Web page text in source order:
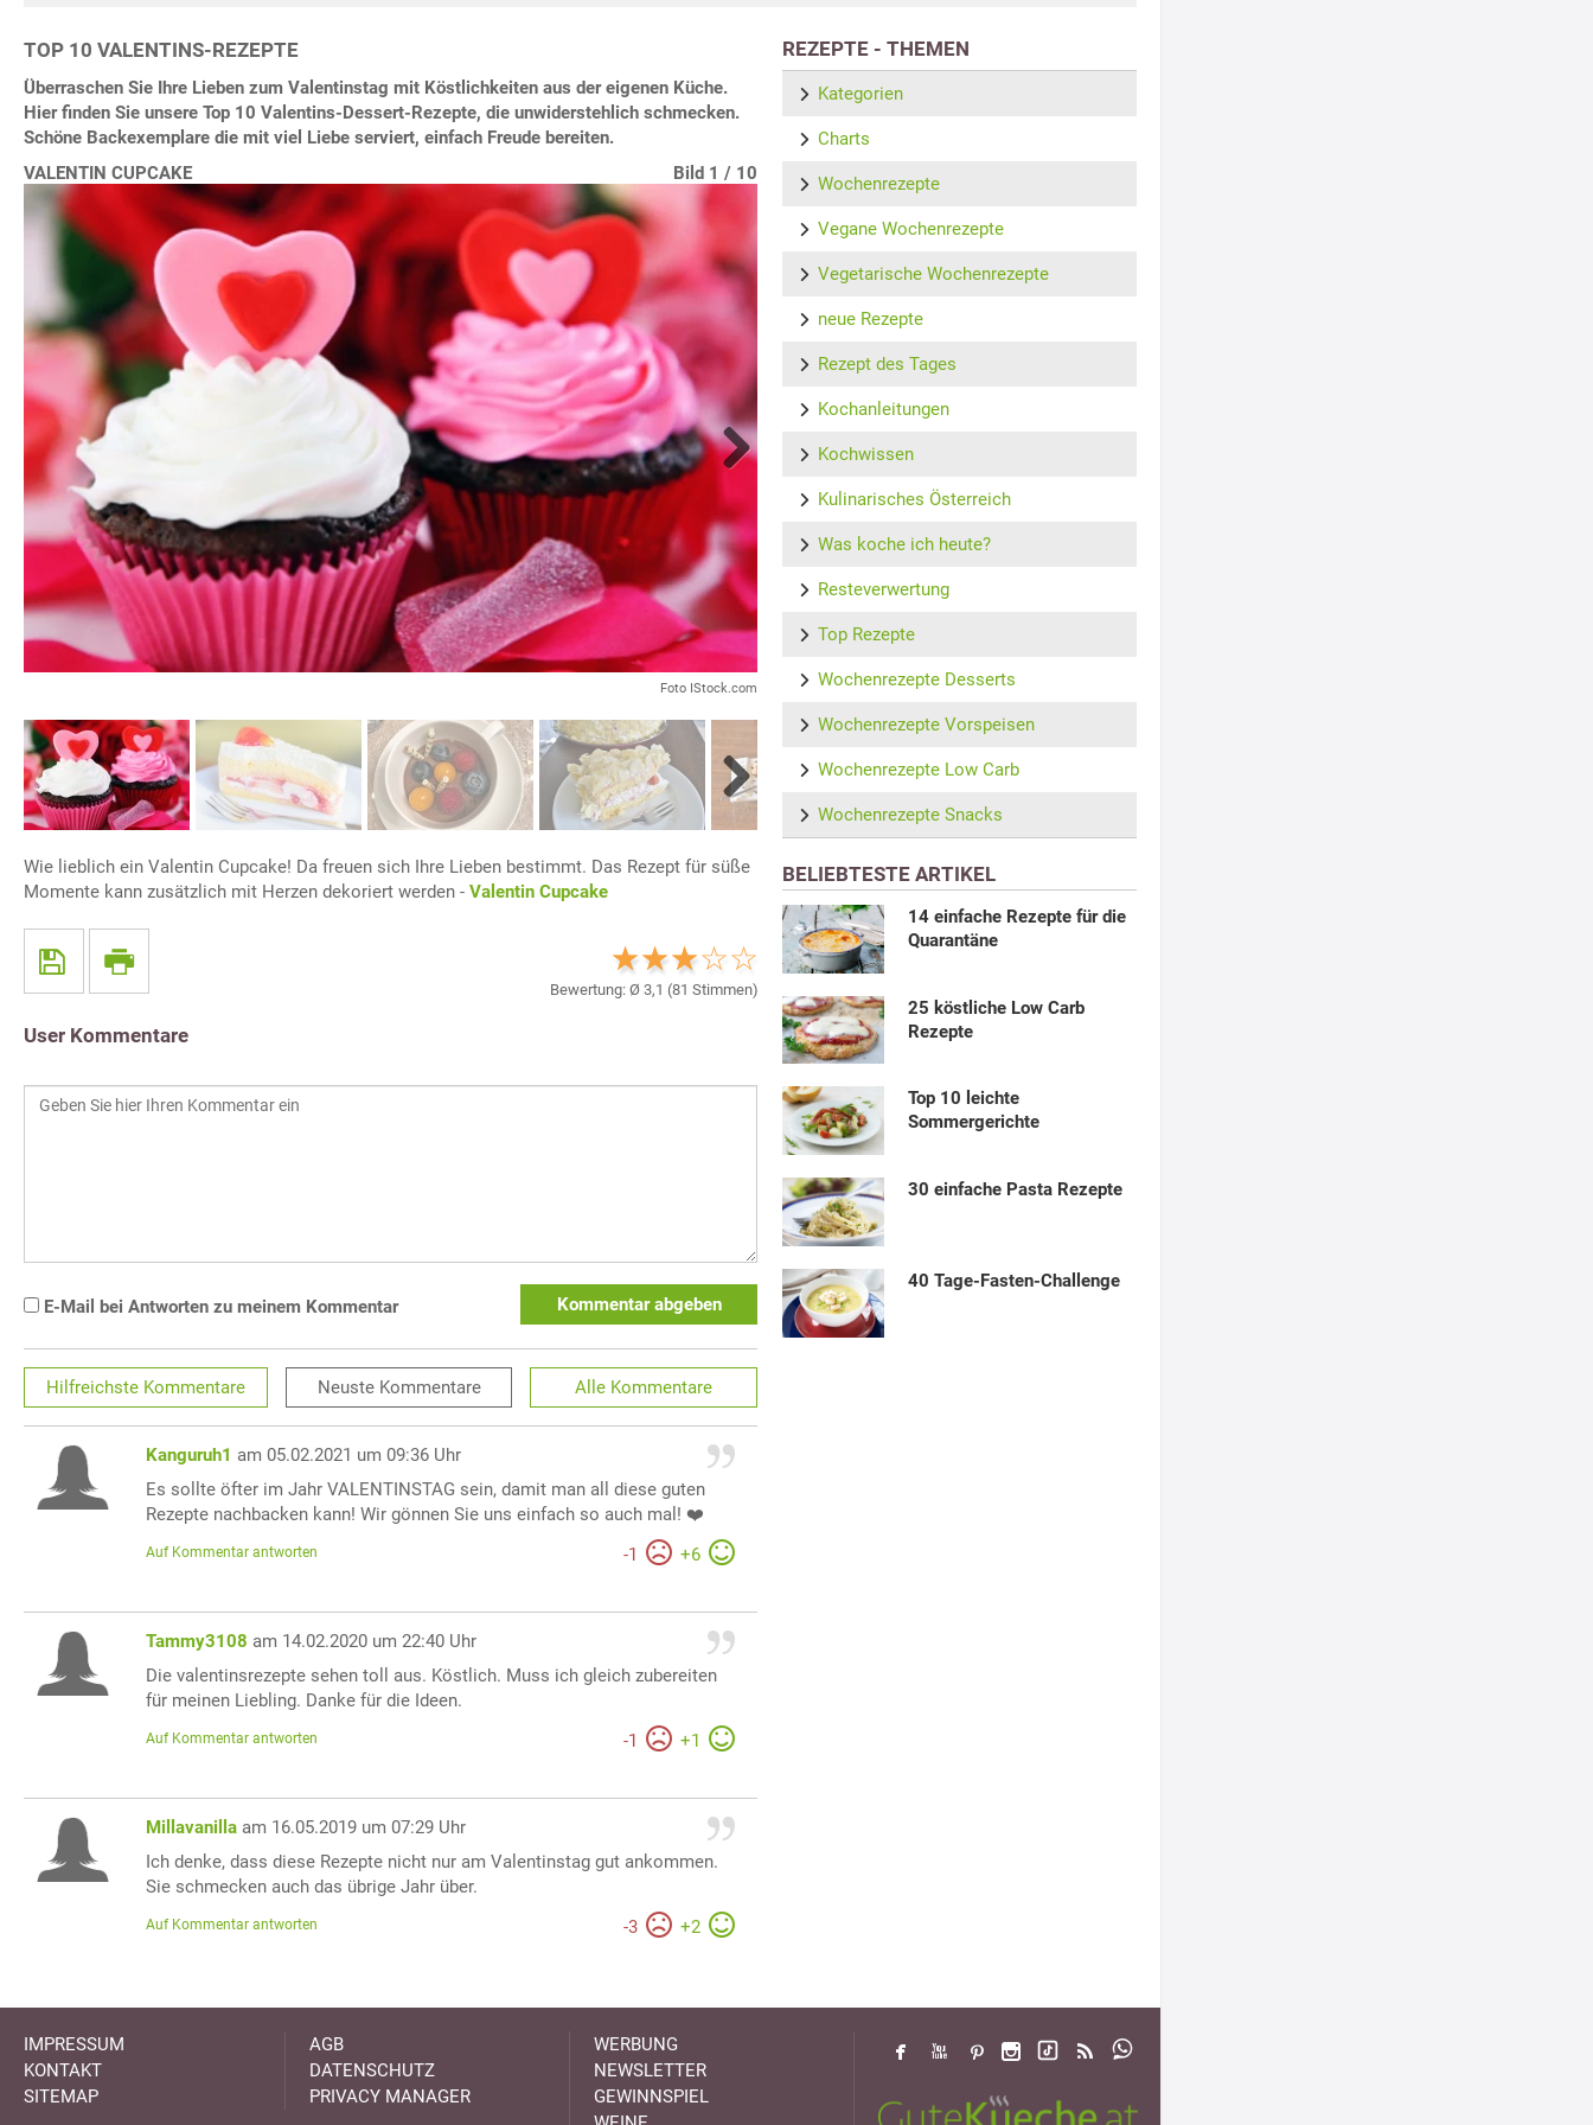
TOP 10 VALENTINS-REZEPTE
Überraschen Sie Ihre Lieben zum Valentinstag mit Köstlichkeiten aus der eigenen Küche.
Hier finden Sie unsere Top 10 Valentins-Dessert-Rezepte, die unwiderstehlich schmecken.
Schöne Backexemplare die mit viel Liebe serviert, einfach Freude bereiten.
VALENTIN CUPCAKE
Bild 1 / 10
Foto IStock.com
Bild 2 / 10
Bild 3 / 10
Bild 4 / 10
Bild 5 / 10
Bild 6 / 10
Bild 7 / 10
Bild 8 / 10
Bild 9 / 10
Bild 10 / 10
Wie lieblich ein Valentin Cupcake! Da freuen sich Ihre Lieben bestimmt. Das Rezept für süße
Momente kann zusätzlich mit Herzen dekoriert werden - Valentin Cupcake
Bewertung: Ø 3,1 (81 Stimmen)
User Kommentare
E-Mail bei Antworten zu meinem Kommentar Kommentar abgeben
Hilfreichste Kommentare Neuste Kommentare Alle Kommentare
Kanguruh1 am 05.02.2021 um 09:36 Uhr
Es sollte öfter im Jahr VALENTINSTAG sein, damit man all diese guten
Rezepte nachbacken kann! Wir gönnen Sie uns einfach so auch mal! ❤️
-1 +6
Auf Kommentar antworten
Tammy3108 am 14.02.2020 um 22:40 Uhr
Die valentinsrezepte sehen toll aus. Köstlich. Muss ich gleich zubereiten
für meinen Liebling. Danke für die Ideen.
-1 +1
Auf Kommentar antworten
Millavanilla am 16.05.2019 um 07:29 Uhr
Ich denke, dass diese Rezepte nicht nur am Valentinstag gut ankommen.
Sie schmecken auch das übrige Jahr über.
-3 +2
Auf Kommentar antworten
REZEPTE - THEMEN
Kategorien
Charts
Wochenrezepte
Vegane Wochenrezepte
Vegetarische Wochenrezepte
neue Rezepte
Rezept des Tages
Kochanleitungen
Kochwissen
Kulinarisches Österreich
Was koche ich heute?
Resteverwertung
Top Rezepte
Wochenrezepte Desserts
Wochenrezepte Vorspeisen
Wochenrezepte Low Carb
Wochenrezepte Snacks
BELIEBTESTE ARTIKEL
14 einfache Rezepte für die
Quarantäne
25 köstliche Low Carb
Rezepte
Top 10 leichte
Sommergerichte
30 einfache Pasta Rezepte
40 Tage-Fasten-Challenge
IMPRESSUM
KONTAKT
SITEMAP
AGB
DATENSCHUTZ
PRIVACY MANAGER
WERBUNG
NEWSLETTER
GEWINNSPIEL